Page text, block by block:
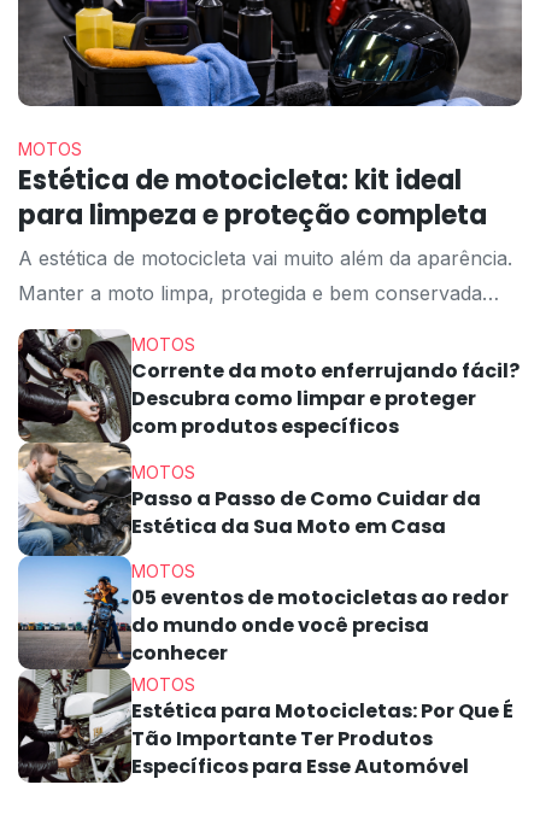
MOTOS
Estética de motocicleta: kit ideal
para limpeza e proteção completa
A estética de motocicleta vai muito além da aparência.
Manter a moto limpa, protegida e bem conservada
impacta diretamente na durabilidade dos
componentes, na valorização do veículo e até na
segurança durante a pilotagem. No entanto, muitos
motociclistas ainda utilizam produtos inadequados ou
não sabem exatamente quais itens são essenciais para
uma limpeza correta. Por isso, montar […]
MOTOS
Corrente da moto enferrujando fácil?
Descubra como limpar e proteger
com produtos específicos
MOTOS
Passo a Passo de Como Cuidar da
Estética da Sua Moto em Casa
MOTOS
05 eventos de motocicletas ao redor
do mundo onde você precisa
conhecer
MOTOS
Estética para Motocicletas: Por Que É
Tão Importante Ter Produtos
Específicos para Esse Automóvel